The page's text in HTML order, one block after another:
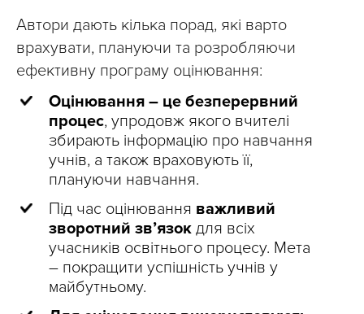
Автори дають кілька порад, які варто
врахувати, плануючи та розробляючи
ефективну програму оцінювання:
Оцінювання – це безперервний
процес, упродовж якого вчителі
збирають інформацію про навчання
учнів, а також враховують її,
плануючи навчання.
Під час оцінювання важливий
зворотний зв’язок для всіх
учасників освітнього процесу. Мета
– покращити успішність учнів у
майбутньому.